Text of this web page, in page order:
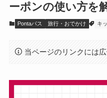
ーポンの使い方を
Pontaパス 旅行・おでかけ キ
当ページのリンクには